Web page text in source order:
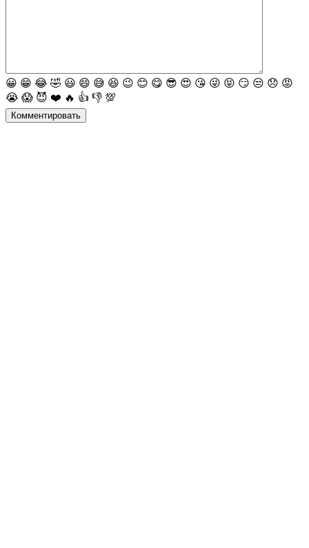
😀 😁 😂 🤣 😃 😄 😅 😆 😉 😊 😋 😎 😍 😘 😜 😝 😏 😒 😞 😡
😭 😱 😈 ❤️ 🔥 👍 👎 💯
Комментировать